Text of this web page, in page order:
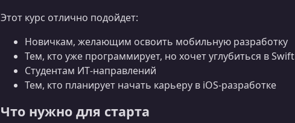
Этот курс отлично подойдет:
Новичкам, желающим освоить мобильную разработку
Тем, кто уже программирует, но хочет углубиться в Swift
Студентам ИТ‑направлений
Тем, кто планирует начать карьеру в iOS‑разработке
Что нужно для старта